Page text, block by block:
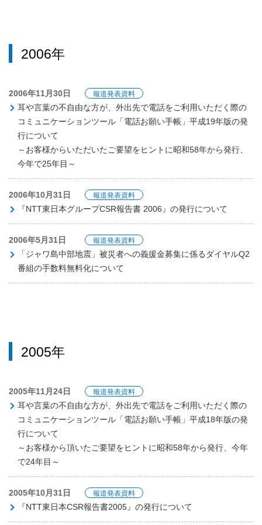
2006年
2006年11月30日 報道発表資料
耳や言葉の不自由な方が、外出先で電話をご利用いただく際の
コミュニケーションツール「電話お願い手帳」平成19年版の発
行について
～お客様からいただいたご要望をヒントに昭和58年から発行、
今年で25年目～
2006年10月31日 報道発表資料
『NTT東日本グループCSR報告書 2006』の発行について
2006年5月31日 報道発表資料
「ジャワ島中部地震」被災者への義援金募集に係るダイヤルQ2
番組の手数料無料化について
2005年
2005年11月24日 報道発表資料
耳や言葉の不自由な方が、外出先で電話をご利用いただく際の
コミュニケーションツール「電話お願い手帳」平成18年版の発
行について
～お客様から頂いたご要望をヒントに昭和58年から発行、今年
で24年目～
2005年10月31日 報道発表資料
『NTT東日本CSR報告書2005』の発行について